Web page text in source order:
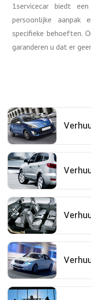
1servicecar biedt
persoonlijke
specifieke behoeften.
garanderen u dat er